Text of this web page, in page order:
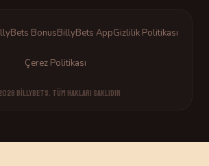
BonusBillyBets AppGizlilik Politikası
Çerez Politikası
BillyBets. Tüm hakları saklıdır